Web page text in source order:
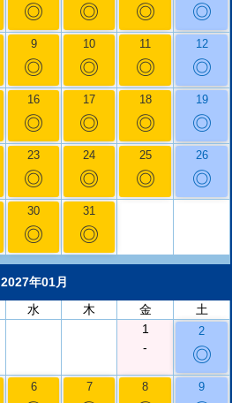
◎ ◎ ◎ ◎
9
◎
10
◎
11
◎
12
◎
16
◎
17
◎
18
◎
19
◎
23
◎
24
◎
25
◎
26
◎
30
◎
31
◎
2027年01月
水 木 金
土
1
-
2
◎
6 7 8 9